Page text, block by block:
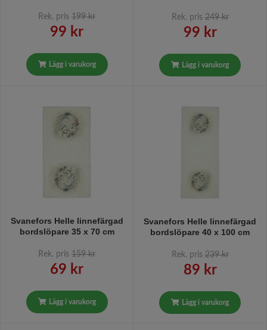
i 2-pack i marinblått. 35 x 45
cm.
Rek. pris 199 kr
99 kr
Lägg i varukorg
marinblått. 35 x 120 cm.
Rek. pris 249 kr
99 kr
Lägg i varukorg
Svanefors Helle linnefärgad
bordslöpare 35 x 70 cm
Rek. pris 159 kr
69 kr
Lägg i varukorg
Svanefors Helle linnefärgad
bordslöpare 40 x 100 cm
Rek. pris 239 kr
89 kr
Lägg i varukorg